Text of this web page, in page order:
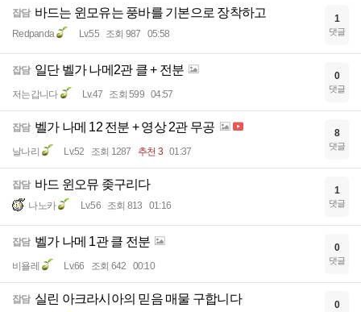
잡담 바드는 윈모유는 풍바를 기본으로 장착하고
Redpanda Lv.55 조회 987 05:58
1
댓글
잡담 일단 벨가 나메2관 클 + 전분
저는갑니다 Lv.47 조회 599 04:57
0
댓글
잡담 벨가 나메 12 전분 + 영상 2관 무공
날나리 Lv.52 조회 1287 추천 3 01:37
8
댓글
잡담 바드 윈오뮤 좆구리다
나노카 Lv.56 조회 813 01:16
1
댓글
잡담 벨가 나메 1관 클 전분
비욜레 Lv.66 조회 642 00:10
0
댓글
잡담 실린 아크라시아의 믿음 매물 구합니다 0